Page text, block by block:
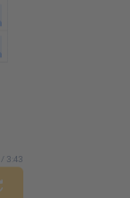
/ 3:43